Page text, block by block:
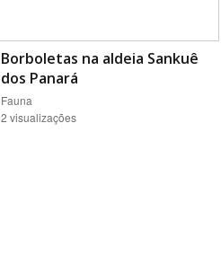
Borboletas na aldeia Sankuê
dos Panará
Fauna
2 visualizações